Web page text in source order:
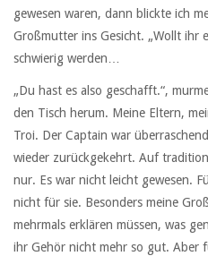
gewesen waren, dann blickte ich
Großmutter ins Gesicht. „Wollt ihr
schwierig werden…
„Du hast es also geschafft.“,
den Tisch herum. Meine Eltern,
Troi. Der Captain war
wieder zurückgekehrt. Auf
nur. Es war nicht leicht gewesen.
nicht für sie. Besonders meine
mehrmals erklären müssen, was
ihr Gehör nicht mehr so gut. Aber